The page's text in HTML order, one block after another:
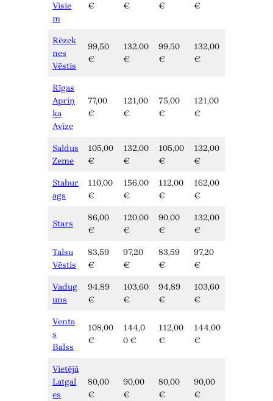
Visie
m
€
€
€
€
Rēzek
nes
Vēstis
99,50
€
132,00
€
99,50
€
132,00
€
Rīgas
Apriņ
ķa
Avīze
77,00
€
121,00
€
75,00
€
121,00
€
Saldus
Zeme
105,00
€
132,00
€
105,00
€
132,00
€
Stabur
ags
110,00
€
156,00
€
112,00
€
162,00
€
Stars
86,00
€
120,00
€
90,00
€
132,00
€
Talsu
Vēstis
83,59
€
97,20
€
83,59
€
97,20
€
Vadug
uns
94,89
€
103,60
€
94,89
€
103,60
€
Venta
s
Balss
108,00
€
144,0
0 €
112,00
€
144,00
€
Vietējā
Latgal
es
80,00
€
90,00
€
80,00
€
90,00
€